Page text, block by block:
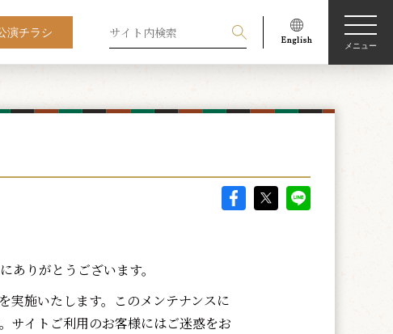
演チラシ
メニュー
りがとうございます。
実施いたします。このメンテナンスに
サイトご利用のお客様にはご迷惑をお